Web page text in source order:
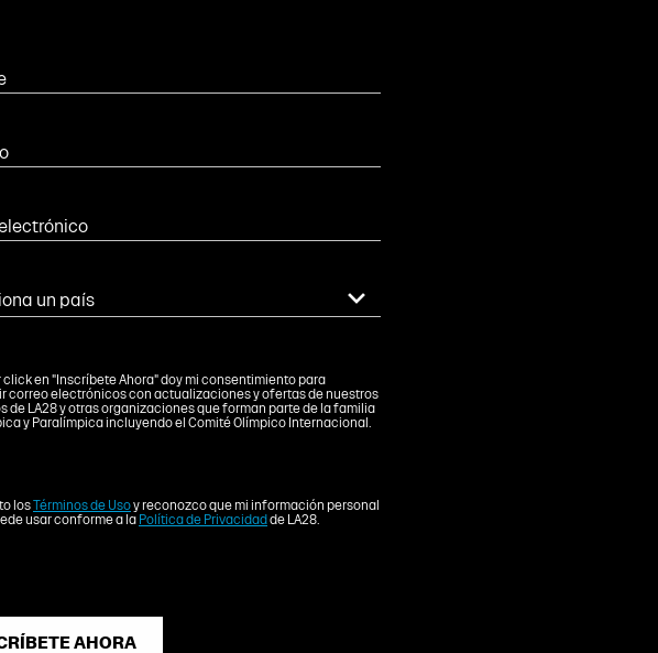
click en "Inscríbete Ahora" doy mi consentimiento para
correo electrónicos con actualizaciones y ofertas de nuestros
de LA28 y otras organizaciones que forman parte de la familia
y Paralímpica incluyendo el Comité Olímpico Internacional.
losTérminos de Usoy reconozco que mi información personal
usar conforme a la Política de Privacidadde LA28.
AHORA